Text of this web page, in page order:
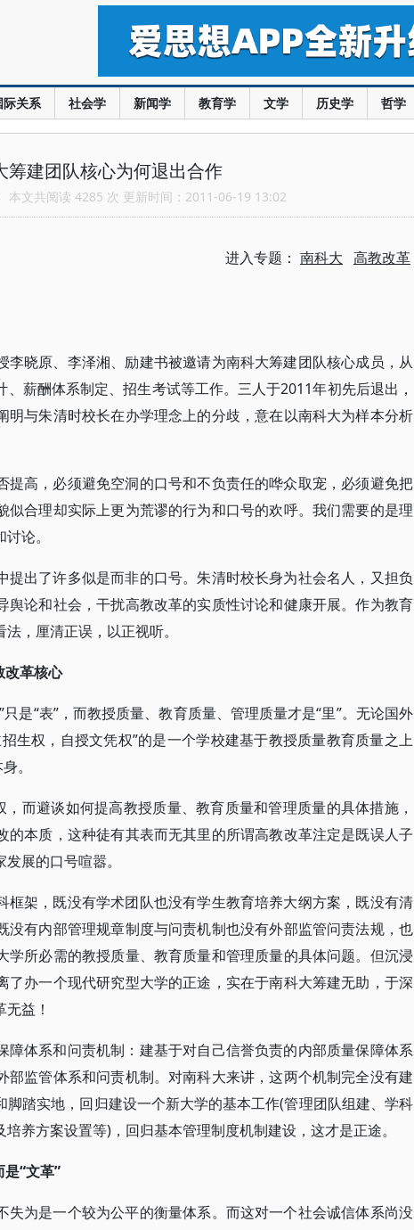
际关系 社会学 新闻学 教育学 文学 历史学 哲学
筹建团队核心为何退出合作
本文共阅读 4285 次 更新时间：2011-06-19 13:02
进入专题： 南科大 高教改革
李晓原、李泽湘、励建书被邀请为南科大筹建团队核心成员，从
薪酬体系制定、招生考试等工作。三人于2011年初先后退出，
明与朱清时校长在办学理念上的分歧，意在以南科大为样本分析
提高，必须避免空洞的口号和不负责任的哗众取宠，必须避免把
似合理却实际上更为荒谬的行为和口号的欢呼。我们需要的是理
论。
提出了许多似是而非的口号。朱清时校长身为社会名人，又担负
舆论和社会，干扰高教改革的实质性讨论和健康开展。作为教育
，厘清正误，以正视听。
改革核心
是“表”，而教授质量、教育质量、管理质量才是“里”。无论国外
生权，自授文凭权”的是一个学校建基于教授质量教育质量之上
。
，而避谈如何提高教授质量、教育质量和管理质量的具体措施，
的本质，这种徒有其表而无其里的所谓高教改革注定是既误人子
展的口号喧嚣。
框架，既没有学术团队也没有学生教育培养大纲方案，既没有清
没有内部管理规章制度与问责机制也没有外部监管问责法规，也
学所必需的教授质量、教育质量和管理质量的具体问题。但沉浸
了办一个现代研究型大学的正途，实在于南科大筹建无助，于深
益！
障体系和问责机制：建基于对自己信誉负责的内部质量保障体系
部监管体系和问责机制。对南科大来讲，这两个机制完全没有建
踏实地，回归建设一个新大学的基本工作(管理团队组建、学科
养方案设置等)，回归基本管理制度机制建设，这才是正途。
“文革”
失为是一个较为公平的衡量体系。而这对一个社会诚信体系尚没